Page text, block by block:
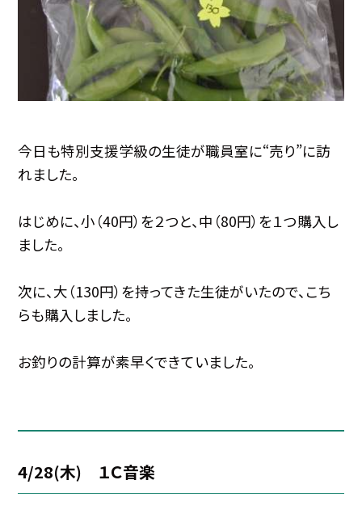
今日も特別支援学級の生徒が職員室に“売り”に訪
れました。
はじめに、小（40円）を２つと、中（80円）を１つ購入し
ました。
次に、大（130円）を持ってきた生徒がいたので、こち
らも購入しました。
お釣りの計算が素早くできていました。
4/28(木) １Ｃ音楽